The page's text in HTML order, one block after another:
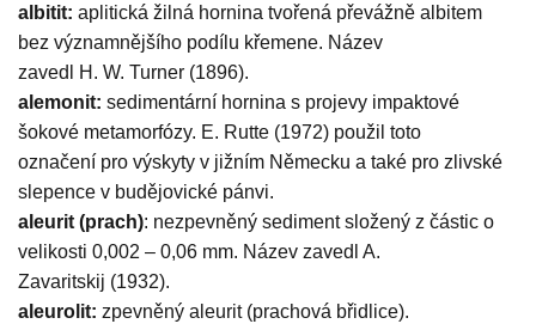
albitit: aplitická žilná hornina tvořená převážně albitem
bez významnějšího podílu křemene. Název
zavedl H. W. Turner (1896).
alemonit: sedimentární hornina s projevy impaktové
šokové metamorfózy. E. Rutte (1972) použil toto
označení pro výskyty v jižním Německu a také pro zlivské
slepence v budějovické pánvi.
aleurit (prach): nezpevněný sediment složený z částic o
velikosti 0,002 – 0,06 mm. Název zavedl A.
Zavaritskij (1932).
aleurolit: zpevněný aleurit (prachová břidlice).